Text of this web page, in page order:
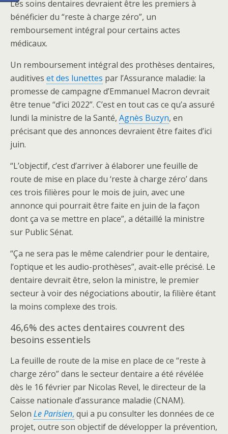
Les soins dentaires devraient être les premiers à
bénéficier du “reste à charge zéro”, un
remboursement intégral pour certains actes
médicaux.
Un remboursement intégral des prothèses dentaires,
auditives et des lunettes par l’Assurance maladie: la
promesse de campagne d’Emmanuel Macron devrait
être tenue “d’ici 2022”. C’est en tout cas ce qu’a assuré
lundi la ministre de la Santé, Agnès Buzyn, en
précisant que des annonces devraient être faites d’ici
juin.
“L’objectif, c’est d’arriver à élaborer une feuille de
route de mise en place du ‘reste à charge zéro’ dans
ces trois filières pour le mois de juin, avec une
annonce qui pourrait être faite en juin de la façon
dont ça va se mettre en place”, a détaillé la ministre
sur Public Sénat.
“Ça ne sera pas le même calendrier pour le dentaire,
l’optique et les audio-prothèses”, avait-elle précisé. Le
dentaire devrait être, selon la ministre, le premier
secteur à voir des négociations aboutir, la filière étant
la moins complexe des trois.
46,6% des actes dentaires couvrent des
besoins essentiels
La feuille de route de la mise en place de ce “reste à
charge zéro” dans le secteur dentaire a été révélée
dès le 16 février par Nicolas Revel, le directeur de la
Caisse nationale d’assurance maladie (CNAM).
Selon Le Parisien, qui a pu consulter les données de ce
projet, outre son objectif de développer la prévention,